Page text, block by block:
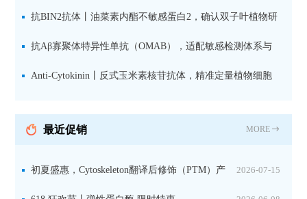
设计方案
抗BIN2抗体丨油菜素内酯不敏感蛋白2，确认双子叶植物研
究数据特异性
抗Aβ寡聚体特异性单抗（OMAB），适配敏感检测体系与
活细胞实验
Anti-Cytokinin丨反式玉米素核苷抗体，精准定量植物细胞
最近促销 MORE
2026-07-15
初夏盛惠，Cytoskeleton翻译后修饰（PTM）产